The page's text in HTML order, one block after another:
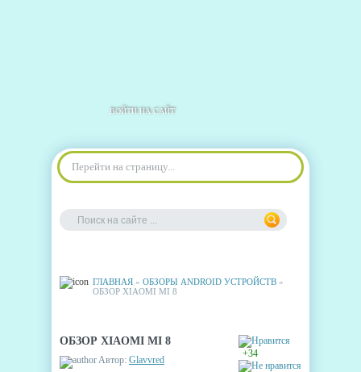
ВОЙТИ НА САЙТ
Перейти на страницу...
ГЛАВНАЯ » ОБЗОРЫ ANDROID УСТРОЙСТВ »
ОБЗОР XIAOMI MI 8
+34
ОБЗОР XIAOMI MI 8
Автор: Glavvred